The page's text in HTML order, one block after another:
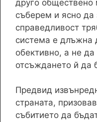
друго
съберем и ясно да
справедливост
система е длъжна
обективно, а не
отсъждането й да
Предвид
страната,
събитието да